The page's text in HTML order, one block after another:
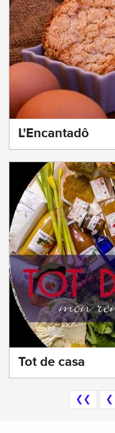
L'Encantadô
Tot de casa
❮❮ ❮